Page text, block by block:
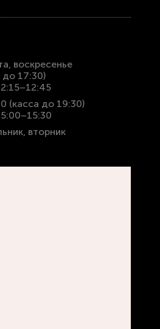
воскресенье
до 17:30)
(касса до 19:30)
вторник